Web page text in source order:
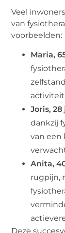
Veel
van
voorbeelden:
Maria,
Joris, 28
dankzij
van een
Anita,
rugpijn,
Deze